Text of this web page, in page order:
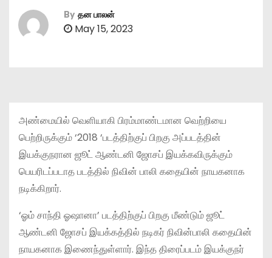
By தன பாலன்
May 15, 2023
அண்மையில் வெளியாகி பிரம்மாண்டமான வெற்றியை
பெற்றிருக்கும் ‘2018 ‘படத்திற்குப் பிறகு அப்படத்தின்
இயக்குநரான ஜூட் ஆண்டனி ஜோசப் இயக்கவிருக்கும்
பெயரிடப்படாத படத்தில் நிவின் பாலி கதையின் நாயகனாக
நடிக்கிறார்.
‘ஓம் சாந்தி ஓஷானா’ படத்திற்குப் பிறகு மீண்டும் ஜூட்
ஆண்டனி ஜோசப் இயக்கத்தில் நடிகர் நிவின்பாலி கதையின்
நாயகனாக இணைந்துள்ளார். இந்த திரைப்படம் இயக்குநர்